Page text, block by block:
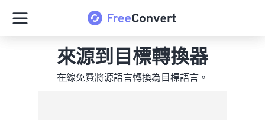
來源到目標轉換器
在線免費將源語言轉換為目標語言。